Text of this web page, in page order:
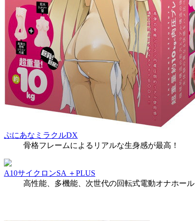
ぷにあなミラクルDX
骨格フレームによるリアルな生身感が最高！
A10サイクロンSA ＋PLUS
高性能、多機能、次世代の回転式電動オナホール